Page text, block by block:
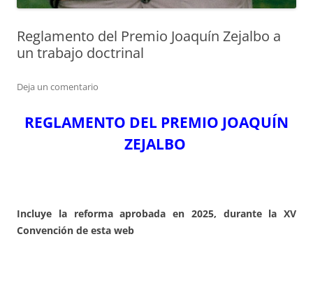
Reglamento del Premio Joaquín Zejalbo a
un trabajo doctrinal
Deja un comentario
REGLAMENTO DEL PREMIO JOAQUÍN
ZEJALBO
Incluye la reforma aprobada en 2025, durante la XV
Convención de esta web